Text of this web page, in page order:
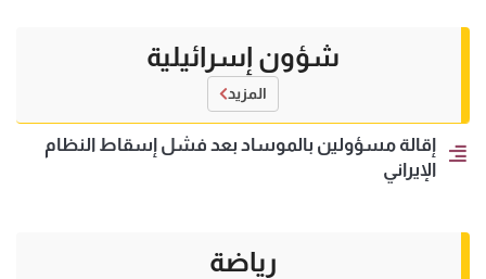
شؤون إسرائيلية
المزيد
إقالة مسؤولين بالموساد بعد فشل إسقاط النظام
الإيراني
رياضة